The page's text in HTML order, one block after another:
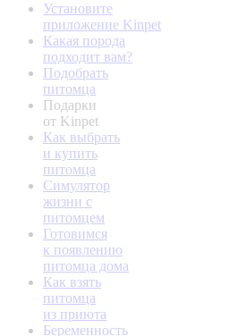
Установите
приложение Kinpet
Какая порода
подходит вам?
Подобрать
питомца
Подарки
от Kinpet
Как выбрать
и купить
питомца
Симулятор
жизни с
питомцем
Готовимся
к появлению
питомца дома
Как взять
питомца
из приюта
Беременность